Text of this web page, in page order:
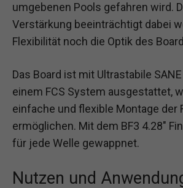
umgebenen Pools gefahren wird.
Verstärkung beeinträchtigt dabei
Flexibilität noch die Optik des
Das Board ist mit Ultrastabile
einem FCS System ausgestattet,
einfache und flexible Montage der
ermöglichen. Mit dem BF3 4.28″
für jede Welle gewappnet.
Nutzen und